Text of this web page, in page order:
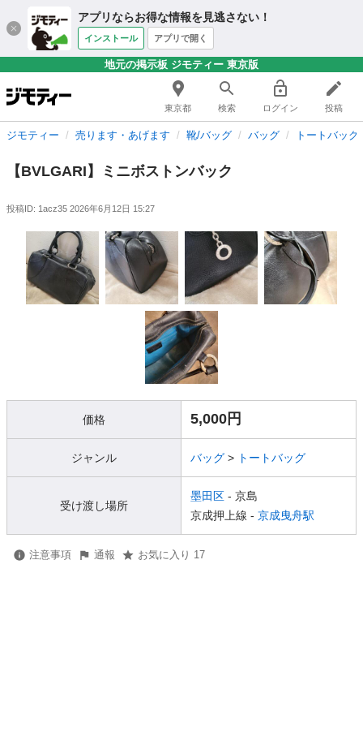
アプリならお得な情報を見逃さない！
インストール アプリで開く
地元の掲示板 ジモティー 東京版
東京都 検索 ログイン 投稿
ジモティー 売ります・あげます 靴/バッグ バッグ トートバッグ
【BVLGARI】ミニボストンバック
投稿ID: 1acz35 2026年6月12日 15:27
価格 5,000円
ジャンル バッグ > トートバッグ
受け渡し場所
墨田区 - 京島
京成押上線 - 京成曳舟駅
注意事項 通報 お気に入り 17